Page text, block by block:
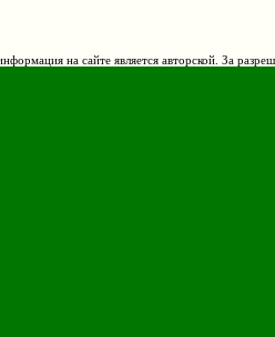
на сайте является авторской. За